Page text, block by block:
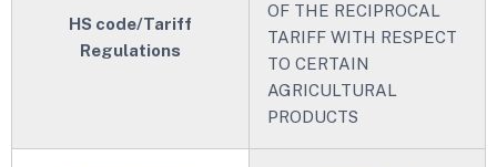
HS code/Tariff
Regulations
OF THE RECIPROCAL
TARIFF WITH RESPECT
TO CERTAIN
AGRICULTURAL
PRODUCTS